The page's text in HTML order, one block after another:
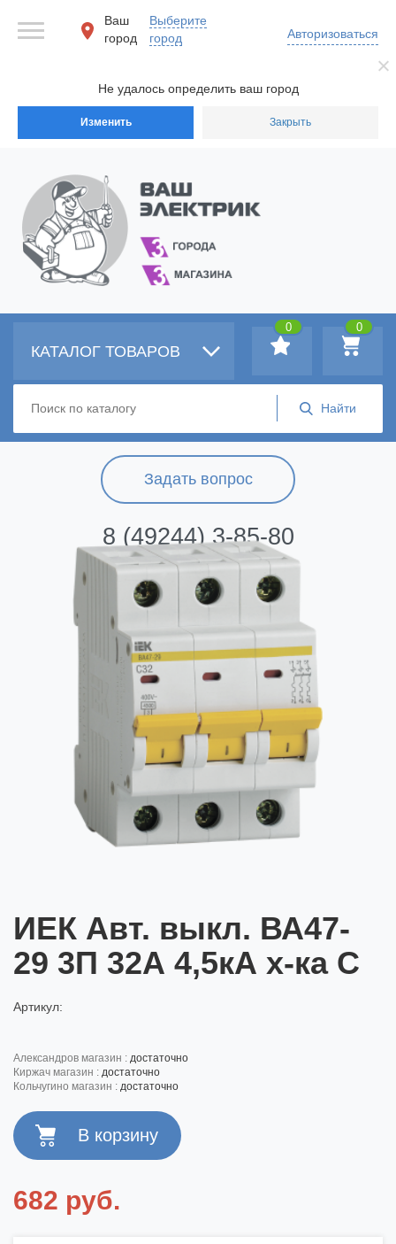
Не удалось определить ваш город
Изменить Закрыть
Ваш
город
Выберите
город
Авторизоваться
Задать вопрос
8 (49244) 3-85-80
КАТАЛОГ ТОВАРОВ
0
0
ИЕК Авт. выкл. ВА47-
29 3П 32А 4,5кА х-ка С
Артикул:
александров магазин : достаточно
киржач магазин : достаточно
кольчугино магазин : достаточно
682 руб.